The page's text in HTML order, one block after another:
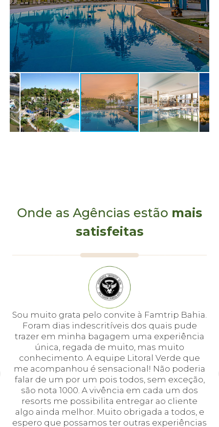
Onde as Agências estão mais
satisfeitas
Sou muito grata pelo convite à Famtrip Bahia.
Foram dias indescritíveis dos quais pude
trazer em minha bagagem uma experiência
única, regada de muito, mas muito
conhecimento. A equipe Litoral Verde que
me acompanhou é sensacional! Não poderia
falar de um por um pois todos, sem exceção,
são nota 1000. A vivência em cada um dos
resorts me possibilita entregar ao cliente
algo ainda melhor. Muito obrigada a todos, e
espero que possamos ter outras experiências